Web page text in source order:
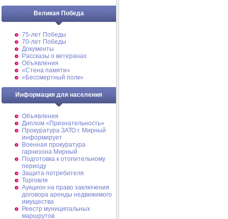
Великая Победа
75-лет Победы
70-лет Победы
Документы
Рассказы о ветеранах
Объявления
«Стена памяти»
«Бессмертный полк»
Информация для населения
Объявления
Диплом «Признательность»
Прокуратура ЗАТО г. Мирный
информирует
Военная прокуратура
гарнизона Мирный
Подготовка к отопительному
периоду
Защита потребителя
Торговля
Аукцион на право заключения
договора аренды недвижимого
имущества
Реестр муниципальных
маршрутов